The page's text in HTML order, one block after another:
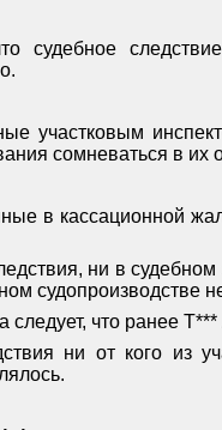
судебное
участковым
сомневаться в их
в кассационной
ни в
судопроизводстве
следует, что ранее
ни от кого из